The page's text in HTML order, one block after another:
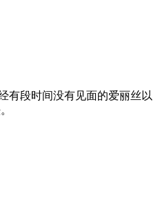
有段时间没有见面的爱丽丝以